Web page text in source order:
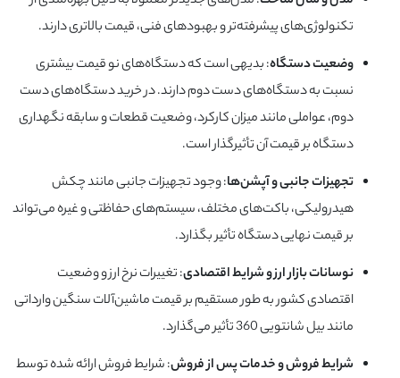
تکنولوژی‌های پیشرفته‌تر و بهبودهای فنی، قیمت بالاتری دارند.
وضعیت دستگاه: بدیهی است که دستگاه‌های نو قیمت بیشتری
نسبت به دستگاه‌های دست دوم دارند. در خرید دستگاه‌های دست
دوم، عواملی مانند میزان کارکرد، وضعیت قطعات و سابقه نگهداری
دستگاه بر قیمت آن تأثیرگذار است.
تجهیزات جانبی و آپشن‌ها: وجود تجهیزات جانبی مانند چکش
هیدرولیکی، باکت‌های مختلف، سیستم‌های حفاظتی و غیره می‌تواند
بر قیمت نهایی دستگاه تأثیر بگذارد.
نوسانات بازار ارز و شرایط اقتصادی: تغییرات نرخ ارز و وضعیت
اقتصادی کشور به طور مستقیم بر قیمت ماشین‌آلات سنگین وارداتی
مانند بیل شانتویی 360 تأثیر می‌گذارد.
شرایط فروش و خدمات پس از فروش: شرایط فروش ارائه شده توسط